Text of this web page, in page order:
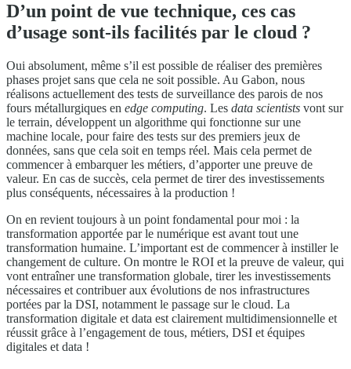
D’un point de vue technique, ces cas
d’usage sont-ils facilités par le cloud ?
Oui absolument, même s’il est possible de réaliser des premières
phases projet sans que cela ne soit possible. Au Gabon, nous
réalisons actuellement des tests de surveillance des parois de nos
fours métallurgiques en edge computing. Les data scientists vont sur
le terrain, développent un algorithme qui fonctionne sur une
machine locale, pour faire des tests sur des premiers jeux de
données, sans que cela soit en temps réel. Mais cela permet de
commencer à embarquer les métiers, d’apporter une preuve de
valeur. En cas de succès, cela permet de tirer des investissements
plus conséquents, nécessaires à la production !
On en revient toujours à un point fondamental pour moi : la
transformation apportée par le numérique est avant tout une
transformation humaine. L’important est de commencer à instiller le
changement de culture. On montre le ROI et la preuve de valeur, qui
vont entraîner une transformation globale, tirer les investissements
nécessaires et contribuer aux évolutions de nos infrastructures
portées par la DSI, notamment le passage sur le cloud. La
transformation digitale et data est clairement multidimensionnelle et
réussit grâce à l’engagement de tous, métiers, DSI et équipes
digitales et data !